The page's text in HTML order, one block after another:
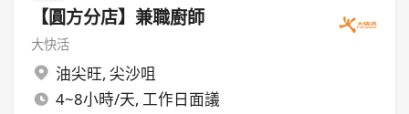
【圓方分店】兼職廚師
大快活
油尖旺, 尖沙咀
4~8小時/天, 工作日面議